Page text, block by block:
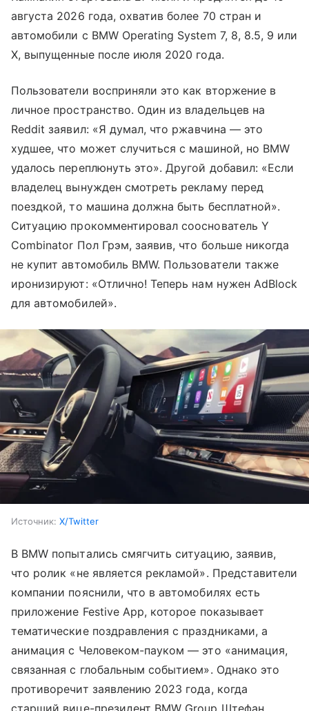
августа 2026 года, охватив более 70 стран и
автомобили с BMW Operating System 7, 8, 8.5, 9 или
X, выпущенные после июля 2020 года.
Пользователи восприняли это как вторжение в
личное пространство. Один из владельцев на
Reddit заявил: «Я думал, что ржавчина — это
худшее, что может случиться с машиной, но BMW
удалось переплюнуть это». Другой добавил: «Если
владелец вынужден смотреть рекламу перед
поездкой, то машина должна быть бесплатной».
Ситуацию прокомментировал сооснователь Y
Combinator Пол Грэм, заявив, что больше никогда
не купит автомобиль BMW. Пользователи также
иронизируют: «Отлично! Теперь нам нужен AdBlock
для автомобилей».
Источник: X/Twitter
В BMW попытались смягчить ситуацию, заявив,
что ролик «не является рекламой». Представители
компании пояснили, что в автомобилях есть
приложение Festive App, которое показывает
тематические поздравления с праздниками, а
анимация с Человеком-пауком — это «анимация,
связанная с глобальным событием». Однако это
противоречит заявлению 2023 года, когда
старший вице-президент BMW Group Штефан